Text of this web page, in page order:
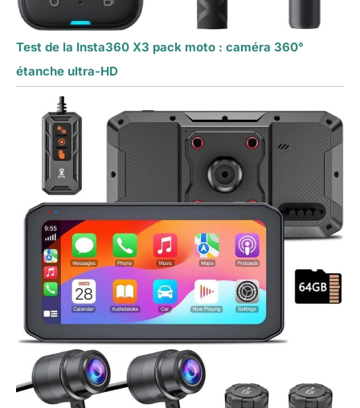
Test de la Insta360 X3 pack moto : caméra 360°
étanche ultra-HD